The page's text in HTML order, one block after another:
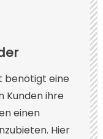
benötigt eine
Kunden ihre
einen
Hier